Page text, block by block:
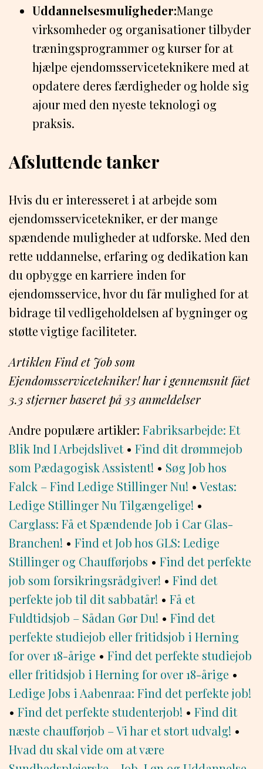
Uddannelsesmuligheder:Mange
virksomheder og organisationer tilbyder
træningsprogrammer og kurser for at
hjælpe ejendomsserviceteknikere med at
opdatere deres færdigheder og holde sig
ajour med den nyeste teknologi og
praksis.
Afsluttende tanker
Hvis du er interesseret i at arbejde som
ejendomsservicetekniker, er der mange
spændende muligheder at udforske. Med den
rette uddannelse, erfaring og dedikation kan
du opbygge en karriere inden for
ejendomsservice, hvor du får mulighed for at
bidrage til vedligeholdelsen af bygninger og
støtte vigtige faciliteter.
Artiklen Find et Job som
Ejendomsservicetekniker! har i gennemsnit fået
3.3stjerner baseret på 33 anmeldelser
Andre populære artikler: Fabriksarbejde: Et
Blik Ind I Arbejdslivet• Find dit drømmejob
som Pædagogisk Assistent! • Søg Job hos
Falck – Find Ledige Stillinger Nu! • Vestas:
Ledige Stillinger Nu Tilgængelige! •
Carglass: Få et Spændende Job i Car Glas-
Branchen! • Find et Job hos GLS: Ledige
Stillinger og Chaufførjobs • Find det perfekte
job som forsikringsrådgiver! • Find det
perfekte job til dit sabbatår! • Få et
Fuldtidsjob – Sådan Gør Du! • Find det
perfekte studiejob eller fritidsjob i Herning
for over 18-årige • Find det perfekte studiejob
eller fritidsjob i Herning for over 18-årige •
Ledige Jobs i Aabenraa: Find det perfekte job!
• Find det perfekte studenterjob! • Find dit
næste chaufførjob – Vi har et stort udvalg! •
Hvad du skal vide om at være